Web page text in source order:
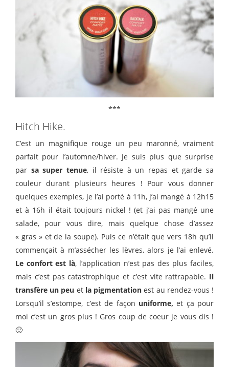
***
Hitch Hike.
C’est un magnifique rouge un peu maronné, vraiment
parfait pour l’automne/hiver. Je suis plus que surprise
par sa super tenue, il résiste à un repas et garde sa
couleur durant plusieurs heures ! Pour vous donner
quelques exemples, je l’ai porté à 11h, j’ai mangé à 12h15
et à 16h il était toujours nickel ! (et j’ai pas mangé une
salade, pour vous dire, mais quelque chose d’assez
« gras » et de la soupe). Puis ce n’était que vers 18h qu’il
commençait à m’assécher les lèvres, alors je l’ai enlevé.
Le confort est là, l’application n’est pas des plus faciles,
mais c’est pas catastrophique et c’est vite rattrapable. Il
transfère un peu et la pigmentation est au rendez-vous !
Lorsqu’il s’estompe, c’est de façon uniforme, et ça pour
moi c’est un gros plus ! Gros coup de coeur je vous dis !
🙂